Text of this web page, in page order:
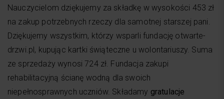
Nauczycielom dziękujemy za składkę w wysokości 453 zł
na zakup potrzebnych rzeczy dla samotnej starszej pani.
Dziękujemy wszystkim, którzy wsparli fundację otwarte-
drzwi.pl, kupując kartki świąteczne u wolontariuszy. Suma
ze sprzedaży wynosi 724 zł. Fundacja zakupi
rehabilitacyjną ścianę wodną dla swoich
niepełnosprawnych uczniów. Składamy gratulacje